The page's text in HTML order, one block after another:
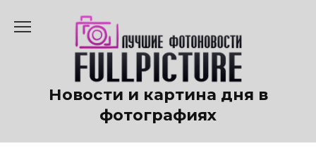
содержанию
Новости и картина дня в
фотографиях